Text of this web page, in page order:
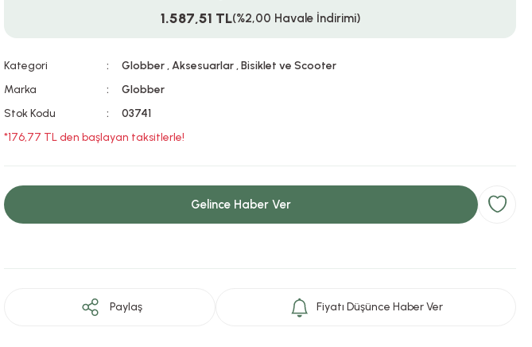
1.587,51 TL(%2,00 Havale İndirimi)
Kategori Globber,Aksesuarlar,Bisiklet ve Scooter
Marka
Globber
Stok Kodu
03741
*176,77 TL den başlayan taksitlerle!
Gelince Haber Ver
Paylaş Fiyatı Düşünce Haber Ver